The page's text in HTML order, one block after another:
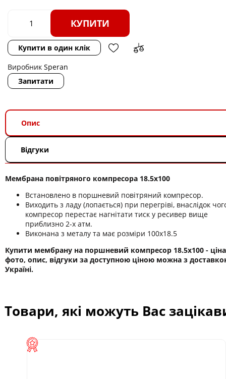
КУПИТИ
Купити в один клік
Виробник Speran
Запитати
Опис
Відгуки
Мембрана повітряного компресора 18.5х100
Встановлено в поршневий повітряний компресор.
Виходить з ладу (лопається) при перегріві, внаслідок
компресор перестає нагнітати тиск у ресивер вище
приблизно 2-х атм.
Виконана з металу та має розміри 100х18.5
Купити мембрану на поршневий компресор 18.5х100 -
фото, опис, відгуки за доступною ціною можна з
Україні.
Товари, які можуть Вас